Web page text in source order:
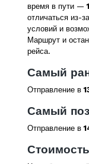
время в пути —
отличаться из-
условий и
Маршрут и
рейса.
Самый
Отправление в
Самый
Отправление в